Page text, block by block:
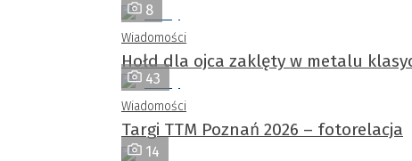
8
Wiadomości
Hołd dla ojca zaklęty w metalu
43
Wiadomości
Targi TTM Poznań 2026 – fotorelacja
14